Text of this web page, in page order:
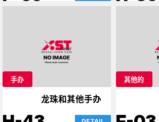
手办
龙珠和其他手办
其他的